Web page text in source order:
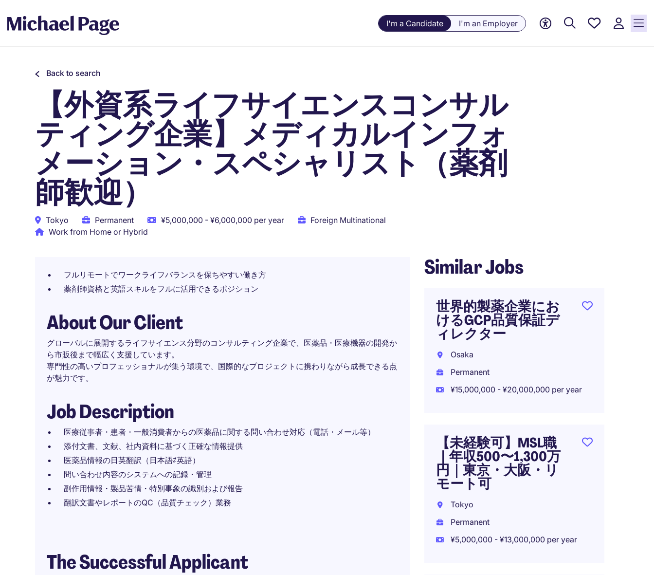
I'm a Candidate I'm an Employer
Saved
Back to search
【外資系ライフサイエンスコンサル
ティング企業】メディカルインフォ
メーション・スペシャリスト（薬剤
師歓迎）
Tokyo Permanent ¥5,000,000 - ¥6,000,000 per year
Foreign Multinational
Work from Home or Hybrid
フルリモートでワークライフバランスを保ちやすい働き方
薬剤師資格と英語スキルをフルに活用できるポジション
About Our Client
グローバルに展開するライフサイエンス分野のコンサルティング企業で、医薬品・医療機器の開発か
ら市販後まで幅広く支援しています。
専門性の高いプロフェッショナルが集う環境で、国際的なプロジェクトに携わりながら成長できる点
が魅力です。
Job Description
医療従事者・患者・一般消費者からの医薬品に関する問い合わせ対応（電話・メール等）
添付文書、文献、社内資料に基づく正確な情報提供
医薬品情報の日英翻訳（日本語⇄英語）
問い合わせ内容のシステムへの記録・管理
副作用情報・製品苦情・特別事象の識別および報告
翻訳文書やレポートのQC（品質チェック）業務
The Successful Applicant
Similar Jobs
世界的製薬企業にお
けるGCP品質保証デ
ィレクター
Osaka
Permanent
¥15,000,000 - ¥20,000,000 per year
【未経験可】MSL職
｜年収500〜1,300万
円｜東京・大阪・リ
モート可
Tokyo
Permanent
¥5,000,000 - ¥13,000,000 per year